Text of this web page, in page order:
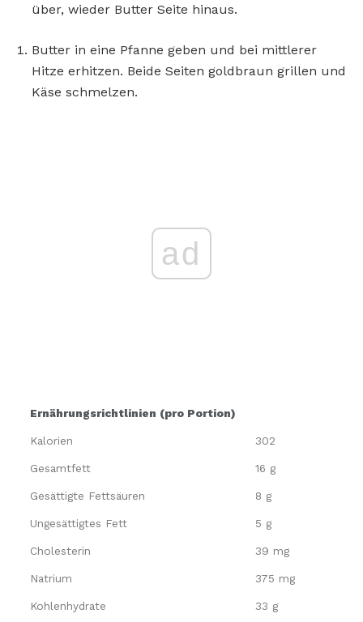
über, wieder Butter Seite hinaus.
Butter in eine Pfanne geben und bei mittlerer
Hitze erhitzen. Beide Seiten goldbraun grillen und
Käse schmelzen.
ad
Ernährungsrichtlinien (pro Portion)
Kalorien 302
Gesamtfett 16 g
Gesättigte Fettsäuren 8 g
Ungesättigtes Fett 5 g
Cholesterin 39 mg
Natrium 375 mg
Kohlenhydrate 33 g